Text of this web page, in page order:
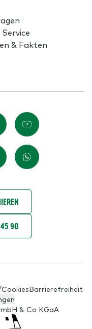
& Fakten
90
Barrierefreiheit
& Co KGaA